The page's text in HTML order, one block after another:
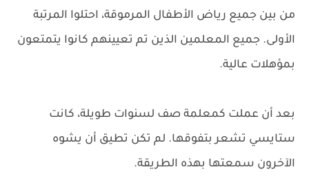
من بين جميع رياض الأطفال المرموقة، احتلوا المرتبة
الأولى. جميع المعلمين الذين تم تعيينهم كانوا يتمتعون
بمؤهلات عالية.
بعد أن عملت كمعلمة صف لسنوات طويلة، كانت
ستايسي تشعر بتفوقها. لم تكن تطيق أن يشوه
الآخرون سمعتها بهذه الطريقة.